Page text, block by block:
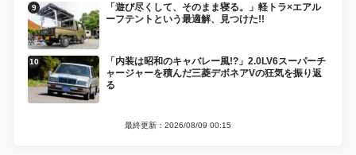
「遊び尽くして、そのまま寝る。」軽トラ×エアル
ーフテントという最適解、見つけた!!
「内装は昭和のキャバレー風!?」2.0LV6スーパーチ
ャージャーを積んだ三菱デボネアVの狂気を振り返
る
最終更新：2026/08/09 00:15